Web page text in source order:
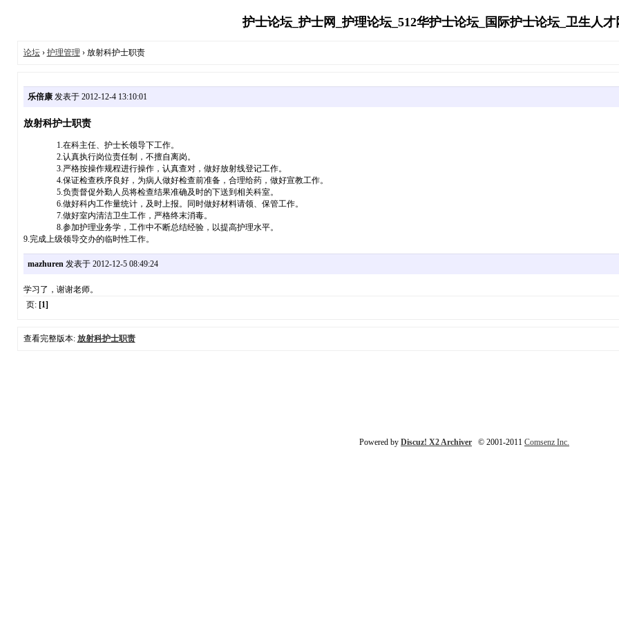
护士论坛_护士网_护理论坛_512华护士论坛_国际护士论坛_卫生人
论坛› 护理管理 › 放射科护士职责
乐倍康发表于 2012-12-4 13:10:01
放射科护士职责
1.在科主任、护士长领导下工作。
2.认真执行岗位责任制，不擅自离岗。
3.严格按操作规程进行操作，认真查对，做好放射线登记工作。
4.保证检查秩序良好，为病人做好检查前准备，合理给药，做好宣教工作。
5.负责督促外勤人员将检查结果准确及时的下送到相关科室。
6.做好科内工作量统计，及时上报。同时做好材料请领、保管工作。
7.做好室内清洁卫生工作，严格终末消毒。
8.参加护理业务学，工作中不断总结经验，以提高护理水平。
9.完成上级领导交办的临时性工作。
mazhuren发表于 2012-12-5 08:49:24
学习了，谢谢老师。
页: [1]
查看完整版本: 放射科护士职责
Powered by Discuz! X2 Archiver © 2001-2011 Comsenz Inc.